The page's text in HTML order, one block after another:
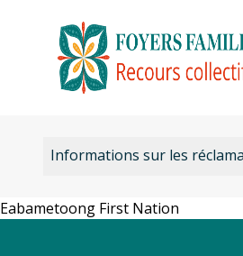
Informations sur les
Eabametoong First Nation